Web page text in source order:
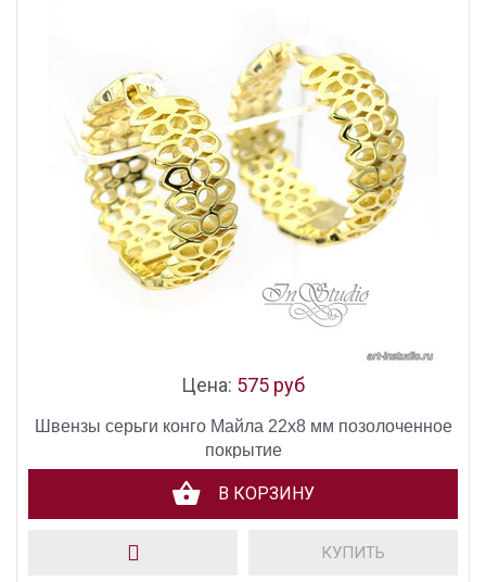
Цена: 575 руб
Швензы серьги конго Майла 22х8 мм позолоченное
покрытие
В КОРЗИНУ
КУПИТЬ